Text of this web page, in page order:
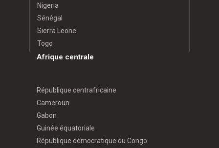
Nigeria
Sénégal
Sierra Leone
Togo
Afrique centrale
République centrafricaine
Cameroun
Gabon
Guinée équatoriale
République démocratique du Congo